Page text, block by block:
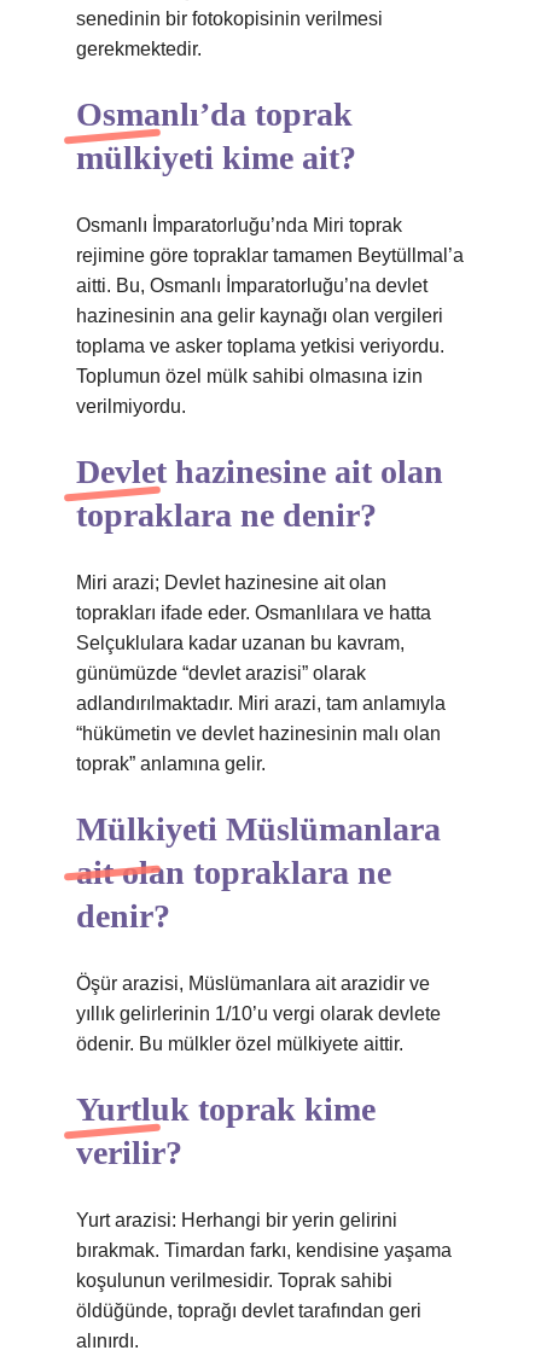
senedinin bir fotokopisinin verilmesi
gerekmektedir.
Osmanlı’da toprak
mülkiyeti kime ait?
Osmanlı İmparatorluğu’nda Miri toprak
rejimine göre topraklar tamamen Beytüllmal’a
aitti. Bu, Osmanlı İmparatorluğu’na devlet
hazinesinin ana gelir kaynağı olan vergileri
toplama ve asker toplama yetkisi veriyordu.
Toplumun özel mülk sahibi olmasına izin
verilmiyordu.
Devlet hazinesine ait olan
topraklara ne denir?
Miri arazi; Devlet hazinesine ait olan
toprakları ifade eder. Osmanlılara ve hatta
Selçuklulara kadar uzanan bu kavram,
günümüzde “devlet arazisi” olarak
adlandırılmaktadır. Miri arazi, tam anlamıyla
“hükümetin ve devlet hazinesinin malı olan
toprak” anlamına gelir.
Mülkiyeti Müslümanlara
ait olan topraklara ne
denir?
Öşür arazisi, Müslümanlara ait arazidir ve
yıllık gelirlerinin 1/10’u vergi olarak devlete
ödenir. Bu mülkler özel mülkiyete aittir.
Yurtluk toprak kime
verilir?
Yurt arazisi: Herhangi bir yerin gelirini
bırakmak. Timardan farkı, kendisine yaşama
koşulunun verilmesidir. Toprak sahibi
öldüğünde, toprağı devlet tarafından geri
alınırdı.